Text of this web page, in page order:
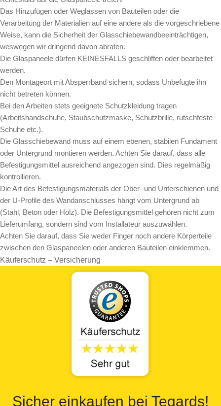
Das Hinzufügen oder Weglassen von Bauteilen oder die
Verarbeitung der Materialien auf eine andere als die vorgeschriebene
Weise, kann die Sicherheit der Glasschiebewandbeeinträchtigen,
weswegen wir dringend davon abraten.
Die Glaspaneele dürfen KEINESFALLS geschliffen oder bearbeitet
werden.
Den Montageort mit Absperrband sichern, sodass Unbefugte ihn
nicht betreten können.
Bei den Arbeiten stets geeignete Schutzkleidung tragen
(Arbeitshandschuhe, Staubschutzmaske, Schutzbrille, rutschfeste
Schuhe etc.).
Die Glasschiebewand muss auf einem ebenen, stabilen Fundament
oder Untergrund montieren werden. Achten Sie darauf, dass alle
Befestigungsmittel ausreichend angezogen sind. Dies regelmäßig
kontrollieren.
Die Art des Befestigungsmaterials der Ober- und Unterschienen und
der U-Profile des Wandanschlusses hängt vom Untergrund ab
(Stahl, Beton oder Holz). Die Befestigungsmittel gehören nicht zum
Lieferumfang, sondern sind vom Installateur auszuwählen.
Achten Sie darauf, dass Sie weder Finger noch andere Körperteile
zwischen den Glaspaneelen oder anderen Bauteilen einklemmen.
Käuferschutz – Versicherung
Sicher einkaufen bei Tegards!